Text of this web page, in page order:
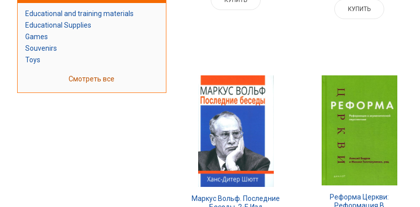
Educational and training materials
Educational Supplies
Games
Souvenirs
Toys
Смотреть все
КУПИТЬ
Маркус Вольф. Последние
Реформа Церкви: